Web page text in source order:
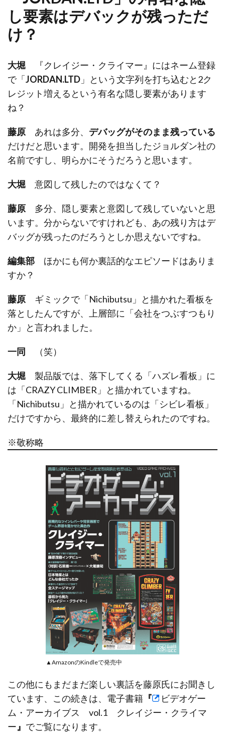
し要素はデバックが残っただ
け？
大堀 『クレイジー・クライマー』にはネーム登録
で「JORDAN.LTD 」という文字列を打ち込むと2ク
レジット増えるという有名な隠し要素があります
ね？
藤原 あれは多分、 デバッグがそのまま残っている
だけだと思います。開発を担当したジョルダン社の
名前ですし、明らかにそうだろうと思います。
大堀 意図して残したのではなくて？
藤原 多分、隠し要素と意図して残していないと思
います。分からないですけれども、あの残り方はデ
バッグが残ったのだろうとしか思えないですね。
編集部 ほかにも何か裏話的なエピソードはありま
すか？
藤原 ギミックで「Nichibutsu」と描かれた看板を
落としたんですが、上層部に「会社をつぶすつもり
か」と言われました。
一同 （笑）
大堀 製品版では、落下してくる「ハズレ看板」に
は「CRAZY CLIMBER」と描かれていますね。
「Nichibutsu」と描かれているのは「シビレ看板」
だけですから、最終的に差し替えられたのですね。
※敬称略
▲AmazonのKindleで発売中
この他にもまだまだ楽しい裏話を藤原氏にお聞きし
ています、この続きは、電子書籍 『
ビデオゲー
ム・アーカイブス vol.1 クレイジー・クライマ
ー 』 でご覧になります。